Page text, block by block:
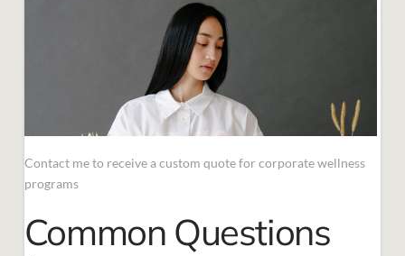
Contact me to receive a custom quote for corporate wellness
programs
Common Questions